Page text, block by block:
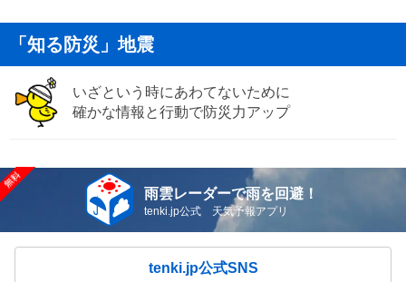
「知る防災」地震
いざという時にあわてないために
確かな情報と行動で防災力アップ
雨雲レーダーで雨を回避！
tenki.jp公式 天気予報アプリ
tenki.jp公式SNS